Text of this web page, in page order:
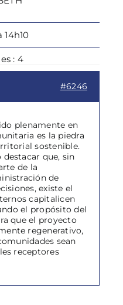
14h10
: 4
#6246
plenamente en
es la piedra
sostenible.
que, sin
de la
de
existe el
capitalicen
el propósito del
que el proyecto
regenerativo,
sean
receptores